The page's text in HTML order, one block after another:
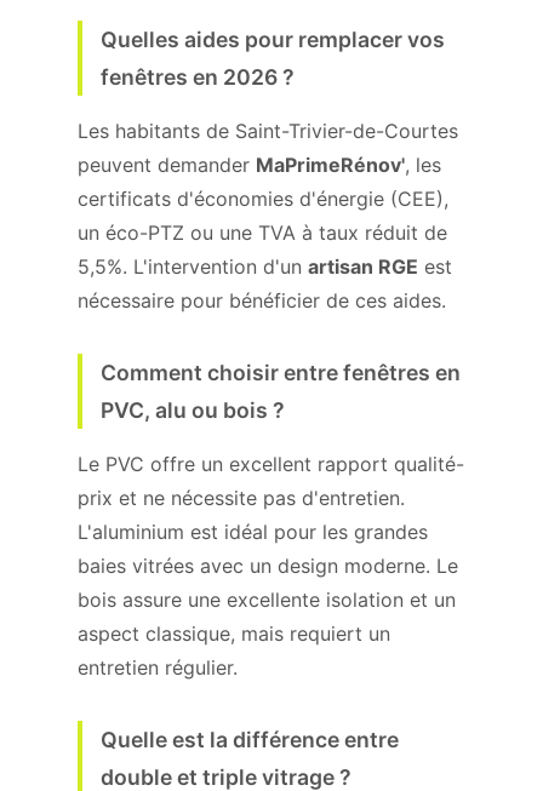
Quelles aides pour remplacer vos
fenêtres en 2026 ?
Les habitants de Saint-Trivier-de-Courtes
peuvent demander MaPrimeRénov', les
certificats d'économies d'énergie (CEE),
un éco-PTZ ou une TVA à taux réduit de
5,5%. L'intervention d'un artisan RGE est
nécessaire pour bénéficier de ces aides.
Comment choisir entre fenêtres en
PVC, alu ou bois ?
Le PVC offre un excellent rapport qualité-
prix et ne nécessite pas d'entretien.
L'aluminium est idéal pour les grandes
baies vitrées avec un design moderne. Le
bois assure une excellente isolation et un
aspect classique, mais requiert un
entretien régulier.
Quelle est la différence entre
double et triple vitrage ?